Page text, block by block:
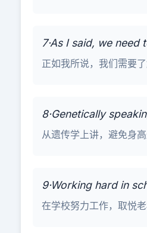
7·As I said, we
正如我所说，我们需要
8·Genetically
从遗传学上讲，避免身高
9·Working hard in
在学校努力工作，取悦